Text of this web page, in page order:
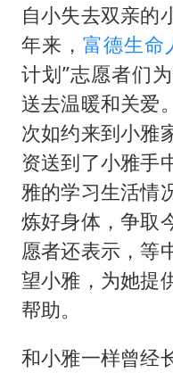
自小失去双亲的
年来，富德生命
计划”志愿者们
送去温暖和关爱
次如约来到小雅
资送到了小雅手
雅的学习生活情
炼好身体，争取
愿者还表示，等
望小雅，为她提
帮助。
和小雅一样曾经